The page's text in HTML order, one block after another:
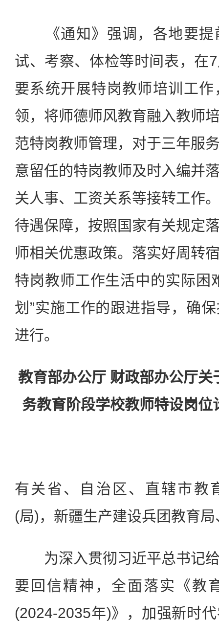
《通知》强调，各地要提
试、考察、体检等时间表，在
要系统开展特岗教师培训工
领，将师德师风教育融入教师
范特岗教师管理，对于三年服
意留任的特岗教师及时入编并
关人事、工资关系等接转工作
待遇保障，按照国家有关规定
师相关优惠政策。落实好周转
特岗教师工作生活中的实际困
划”实施工作的跟进指导，确
进行。
教育部办公厅 财政部办公厅
务教育阶段学校教师特设岗位
有关省、自治区、直辖市教
(局)，新疆生产建设兵团教育
为深入贯彻习近平总书记给
要回信精神，全面落实《教
(2024-2035年)》，加强新时